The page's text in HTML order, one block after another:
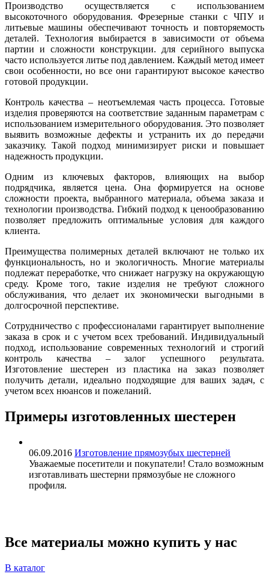
Производство осуществляется с использованием
высокоточного оборудования. Фрезерные станки с ЧПУ и
литьевые машины обеспечивают точность и повторяемость
деталей. Технология выбирается в зависимости от объема
партии и сложности конструкции. для серийного выпуска
часто используется литье под давлением. Каждый метод имеет
свои особенности, но все они гарантируют высокое качество
готовой продукции.
Контроль качества – неотъемлемая часть процесса. Готовые
изделия проверяются на соответствие заданным параметрам с
использованием измерительного оборудования. Это позволяет
выявить возможные дефекты и устранить их до передачи
заказчику. Такой подход минимизирует риски и повышает
надежность продукции.
Одним из ключевых факторов, влияющих на выбор
подрядчика, является цена. Она формируется на основе
сложности проекта, выбранного материала, объема заказа и
технологии производства. Гибкий подход к ценообразованию
позволяет предложить оптимальные условия для каждого
клиента.
Преимущества полимерных деталей включают не только их
функциональность, но и экологичность. Многие материалы
подлежат переработке, что снижает нагрузку на окружающую
среду. Кроме того, такие изделия не требуют сложного
обслуживания, что делает их экономически выгодными в
долгосрочной перспективе.
Сотрудничество с профессионалами гарантирует выполнение
заказа в срок и с учетом всех требований. Индивидуальный
подход, использование современных технологий и строгий
контроль качества – залог успешного результата.
Изготовление шестерен из пластика на заказ позволяет
получить детали, идеально подходящие для ваших задач, с
учетом всех нюансов и пожеланий.
Примеры изготовленных шестерен
06.09.2016 Изготовление прямозубых шестерней
Уважаемые посетители и покупатели! Стало возможным
изготавливать шестерни прямозубые не сложного
профиля.
Все материалы можно купить у нас
В каталог